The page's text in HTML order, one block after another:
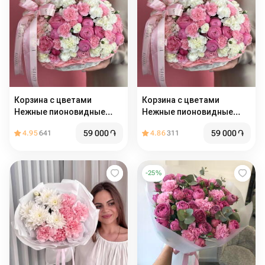
Корзина с цветами
Нежные пионовидные
гортензии, ажурные
розовые
4.95641 59 000֏
Корзина с цветами
Нежные пионовидные
гортензии, ажурные
розовые
4.86311 59 000֏
-25%